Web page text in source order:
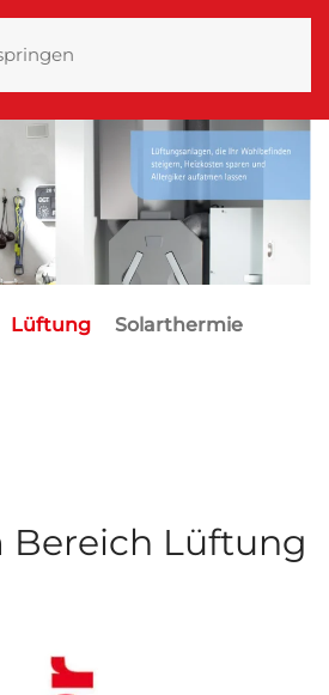
Lüftung
Solarthermie
Bereich Lüftung